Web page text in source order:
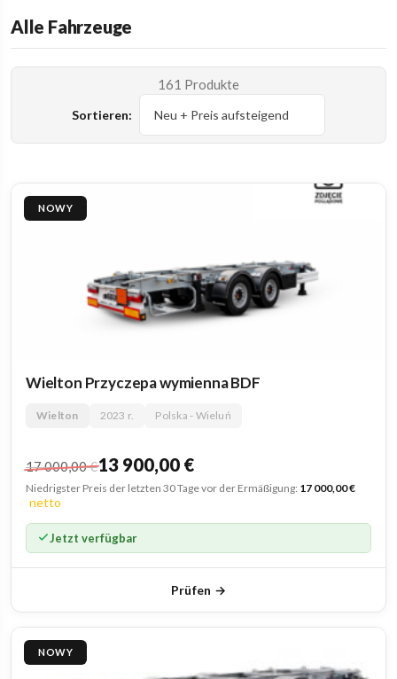
Alle Fahrzeuge
161 Produkte
Sortieren:
NOWY
Wielton Przyczepa wymienna BDF
Wielton 2023 r. Polska - Wieluń
17 000,00€13 900,00 €
Niedrigster Preis der letzten 30 Tage vor der Ermäßigung: 17 000,00 €
netto
Jetzt verfügbar
Prüfen →
NOWY